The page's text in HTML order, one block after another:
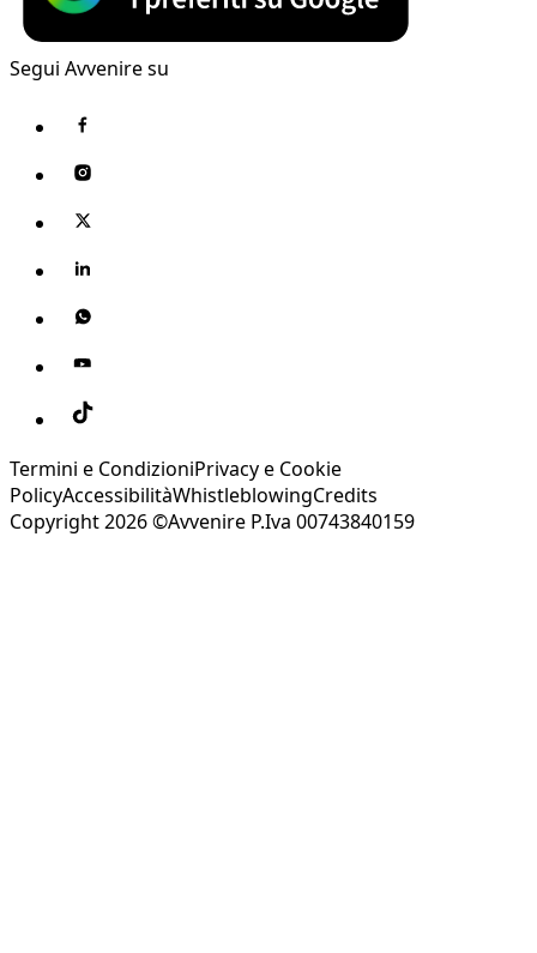
Segui Avvenire su
Termini e CondizioniPrivacy e Cookie
PolicyAccessibilitàWhistleblowingCredits
Copyright 2026 ©Avvenire P.Iva 00743840159